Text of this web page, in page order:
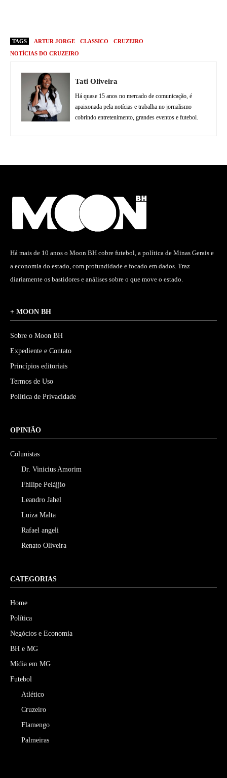
TAGS ARTUR JORGE CLASSICO
CRUZEIRO
NOTÍCIAS DO CRUZEIRO
Tati Oliveira
Há quase 15 anos no mercado de comunicação, é
apaixonada pela notícias e trabalha no jornalismo
cobrindo entretenimento, grandes eventos e futebol.
Há mais de 10 anos o Moon BH cobre futebol, a política de Minas Gerais e
a economia do estado, com profundidade e focado em dados. Traz
diariamente os bastidores e análises sobre o que move o estado.
+ MOON BH
Sobre o Moon BH
Expediente e Contato
Princípios editoriais
Termos de Uso
Política de Privacidade
OPINIÃO
Colunistas
Dr. Vinicius Amorim
Fhilipe Pelájjio
Leandro Jahel
Luiza Malta
Rafael angeli
Renato Oliveira
CATEGORIAS
Home
Política
Negócios e Economia
BH e MG
Mídia em MG
Futebol
Atlético
Cruzeiro
Flamengo
Palmeiras